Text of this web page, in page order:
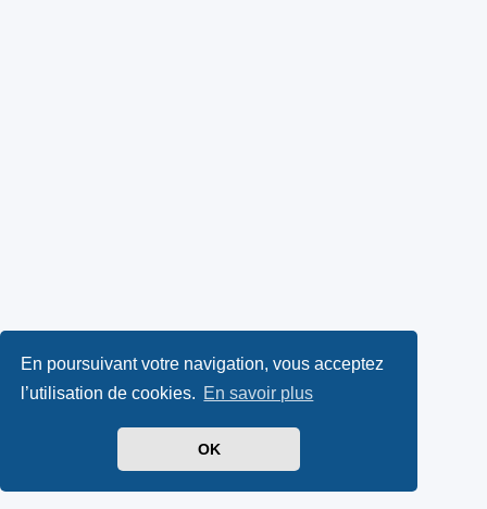
En poursuivant votre navigation, vous acceptez
l’utilisation de cookies. En savoir plus
OK